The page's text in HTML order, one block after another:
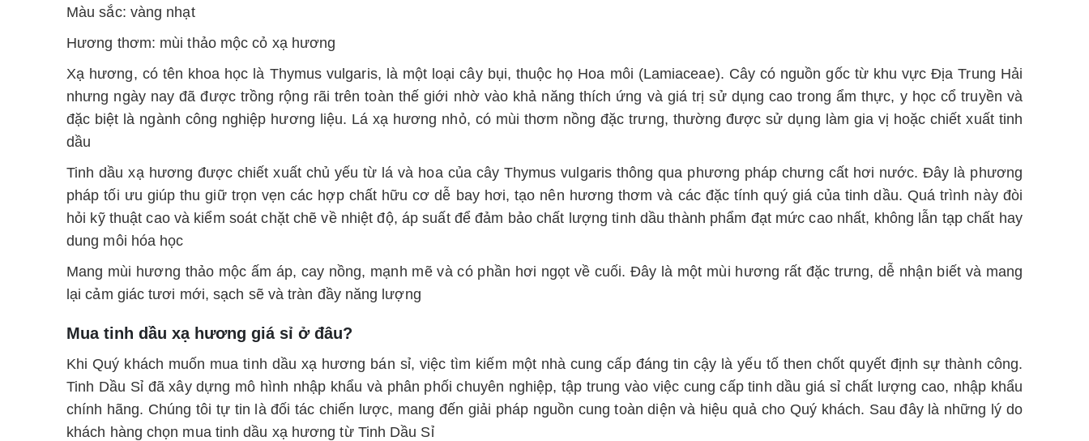
Màu sắc: vàng nhạt
Hương thơm: mùi thảo mộc cỏ xạ hương
Xạ hương, có tên khoa học là Thymus vulgaris, là một loại cây bụi, thuộc họ Hoa môi (Lamiaceae). Cây có nguồn gốc từ khu vực Địa Trung Hải
nhưng ngày nay đã được trồng rộng rãi trên toàn thế giới nhờ vào khả năng thích ứng và giá trị sử dụng cao trong ẩm thực, y học cổ truyền và
đặc biệt là ngành công nghiệp hương liệu. Lá xạ hương nhỏ, có mùi thơm nồng đặc trưng, thường được sử dụng làm gia vị hoặc chiết xuất tinh
dầu
Tinh dầu xạ hương được chiết xuất chủ yếu từ lá và hoa của cây Thymus vulgaris thông qua phương pháp chưng cất hơi nước. Đây là phương
pháp tối ưu giúp thu giữ trọn vẹn các hợp chất hữu cơ dễ bay hơi, tạo nên hương thơm và các đặc tính quý giá của tinh dầu. Quá trình này đòi
hỏi kỹ thuật cao và kiểm soát chặt chẽ về nhiệt độ, áp suất để đảm bảo chất lượng tinh dầu thành phẩm đạt mức cao nhất, không lẫn tạp chất hay
dung môi hóa học
Mang mùi hương thảo mộc ấm áp, cay nồng, mạnh mẽ và có phần hơi ngọt về cuối. Đây là một mùi hương rất đặc trưng, dễ nhận biết và mang
lại cảm giác tươi mới, sạch sẽ và tràn đầy năng lượng
Mua tinh dầu xạ hương giá sỉ ở đâu?
Khi Quý khách muốn mua tinh dầu xạ hương bán sỉ, việc tìm kiếm một nhà cung cấp đáng tin cậy là yếu tố then chốt quyết định sự thành công.
Tinh Dầu Sỉ đã xây dựng mô hình nhập khẩu và phân phối chuyên nghiệp, tập trung vào việc cung cấp tinh dầu giá sỉ chất lượng cao, nhập khẩu
chính hãng. Chúng tôi tự tin là đối tác chiến lược, mang đến giải pháp nguồn cung toàn diện và hiệu quả cho Quý khách. Sau đây là những lý do
khách hàng chọn mua tinh dầu xạ hương từ Tinh Dầu Sỉ